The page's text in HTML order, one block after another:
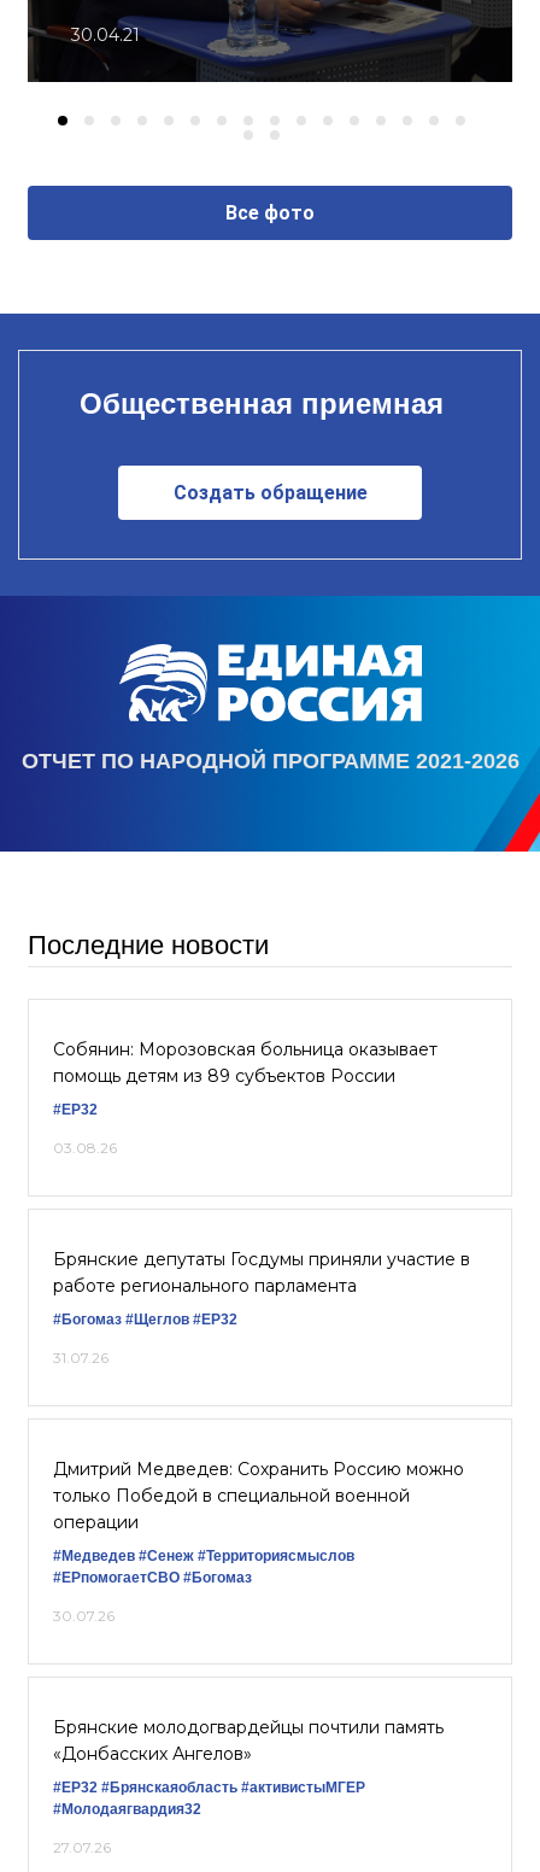
30.04.21
Все фото
Общественная приемная
Создать обращение
ОТЧЕТ ПО НАРОДНОЙ ПРОГРАММЕ 2021-2026
Последние новости
Собянин: Морозовская больница оказывает
помощь детям из 89 субъектов России
#ЕР32
03.08.26
Брянские депутаты Госдумы приняли участие в
работе регионального парламента
#Богомаз #Щеглов #ЕР32
31.07.26
Дмитрий Медведев: Сохранить Россию можно
только Победой в специальной военной
операции
#Медведев #Сенеж #Территориясмыслов
#ЕРпомогаетСВО #Богомаз
30.07.26
Брянские молодогвардейцы почтили память
«Донбасских Ангелов»
#ЕР32 #Брянскаяобласть #активистыМГЕР
#Молодаягвардия32
27.07.26